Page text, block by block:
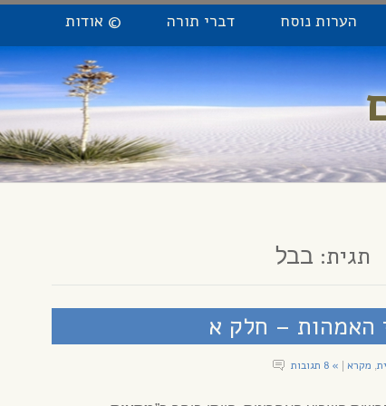
הערות נוסח דברי תורה © אודות
תגית: בבל
האמהות – חלק א
, מקרא » 8 תגובות